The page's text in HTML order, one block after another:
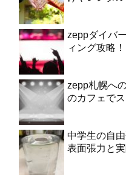
zeppダイバ
ィング攻略
zepp札幌へ
のカフェでス
中学生の自
表面張力と